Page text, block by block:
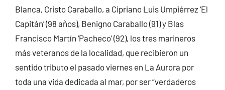
Blanca, Cristo Caraballo, a Cipriano Luis Umpiérrez ‘El
Capitán’ (98 años), Benigno Caraballo (91) y Blas
Francisco Martín ‘Pacheco’ (92), los tres marineros
más veteranos de la localidad, que recibieron un
sentido tributo el pasado viernes en La Aurora por
toda una vida dedicada al mar, por ser “verdaderos